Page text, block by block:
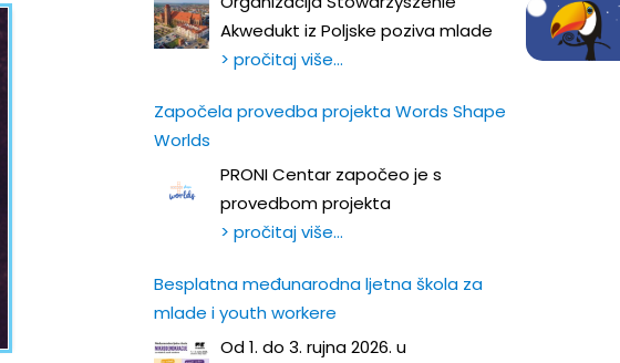
Akwedukt iz Poljske poziva mlade
> pročitaj više…
Započela provedba projekta Words Shape
Worlds
PRONI Centar započeo je s
provedbom projekta
> pročitaj više…
Besplatna međunarodna ljetna škola za
mlade i youth workere
Od 1. do 3. rujna 2026. u